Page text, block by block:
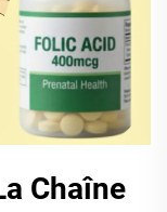
Chaîne